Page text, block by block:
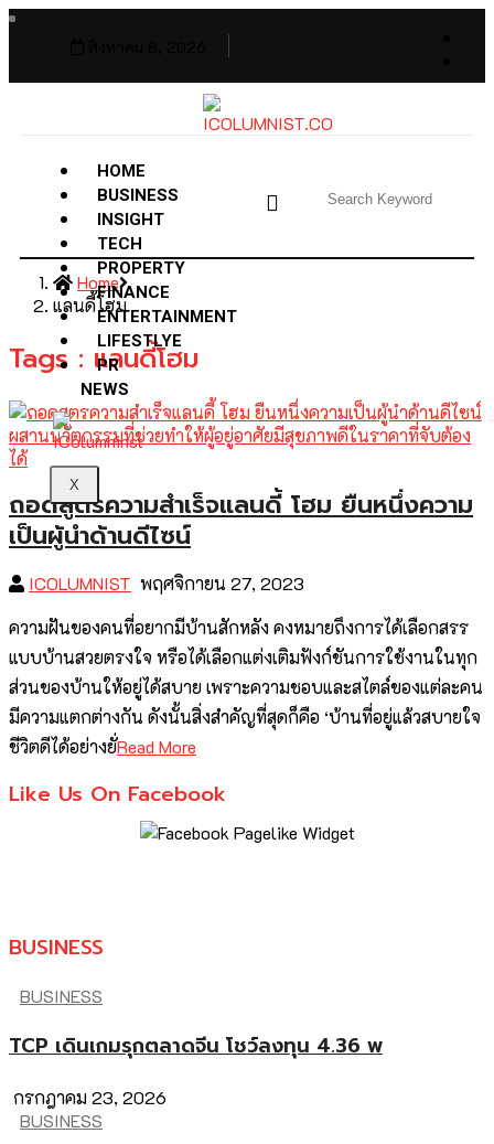
HOME
BUSINESS
INSIGHT
TECH
PROPERTY
FINANCE
ENTERTAINMENT
LIFESTLYE
PR
NEWS
X
Home
แลนดี้โฮม
Tags : แลนดี้โฮม
ถอดสูตรความสำเร็จแลนดี้ โฮม ยืนหนึ่งความ
เป็นผู้นำด้านดีไซน์
ICOLUMNIST พฤศจิกายน 27, 2023
ความฝันของคนที่อยากมีบ้านสักหลัง คงหมายถึงการได้เลือกสรร
แบบบ้านสวยตรงใจ หรือได้เลือกแต่งเติมฟังก์ชันการใช้งานในทุก
ส่วนของบ้านให้อยู่ได้สบาย เพราะความชอบและสไตล์ของแต่ละคน
มีความแตกต่างกัน ดังนั้นสิ่งสำคัญที่สุดก็คือ ‘บ้านที่อยู่แล้วสบายใจ
ชีวิตดีได้อย่างยั่Read More
Like Us On Facebook
BUSINESS
BUSINESS
TCP เดินเกมรุกตลาดจีน โชว์ลงทุน 4.36 พ
กรกฎาคม 23, 2026
BUSINESS